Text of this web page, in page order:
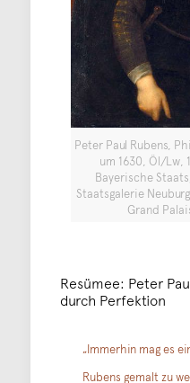
Peter Paul Rubens,
um 1630, Öl/Lw,
Bayerische
Staatsgalerie
Grand
Resümee: Peter
durch Perfektion
„Immerhin mag es
Rubens gemalt zu